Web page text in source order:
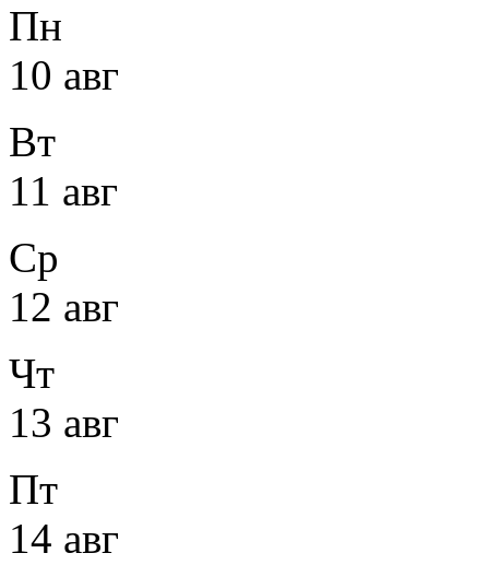
Пн
10 авг
Вт
11 авг
Ср
12 авг
Чт
13 авг
Пт
14 авг